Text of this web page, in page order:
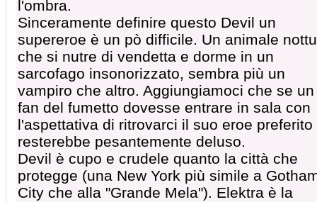
l'ombra.
Sinceramente definire questo Devil un
supereroe è un pò difficile. Un animale
che si nutre di vendetta e dorme in un
sarcofago insonorizzato, sembra più un
vampiro che altro. Aggiungiamoci che se un
fan del fumetto dovesse entrare in sala con
l'aspettativa di ritrovarci il suo eroe preferito
resterebbe pesantemente deluso.
Devil è cupo e crudele quanto la città che
protegge (una New York più simile a
City che alla "Grande Mela"). Elektra è la